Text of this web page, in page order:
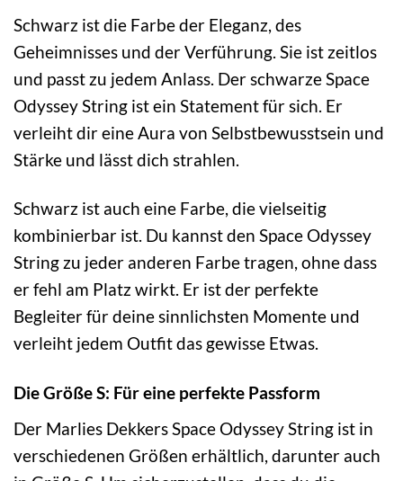
Schwarz ist die Farbe der Eleganz, des
Geheimnisses und der Verführung. Sie ist zeitlos
und passt zu jedem Anlass. Der schwarze Space
Odyssey String ist ein Statement für sich. Er
verleiht dir eine Aura von Selbstbewusstsein und
Stärke und lässt dich strahlen.
Schwarz ist auch eine Farbe, die vielseitig
kombinierbar ist. Du kannst den Space Odyssey
String zu jeder anderen Farbe tragen, ohne dass
er fehl am Platz wirkt. Er ist der perfekte
Begleiter für deine sinnlichsten Momente und
verleiht jedem Outfit das gewisse Etwas.
Die Größe S: Für eine perfekte Passform
Der Marlies Dekkers Space Odyssey String ist in
verschiedenen Größen erhältlich, darunter auch